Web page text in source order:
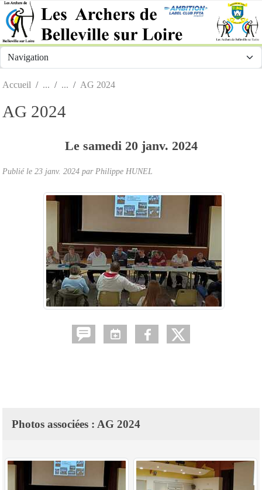
Accueil AG 2024
AG 2024
Le samedi 20 janv. 2024
Publié le 23 janv. 2024 par Philippe HUNEL
Photos associées : AG 2024
Panneau de gestion des cookies